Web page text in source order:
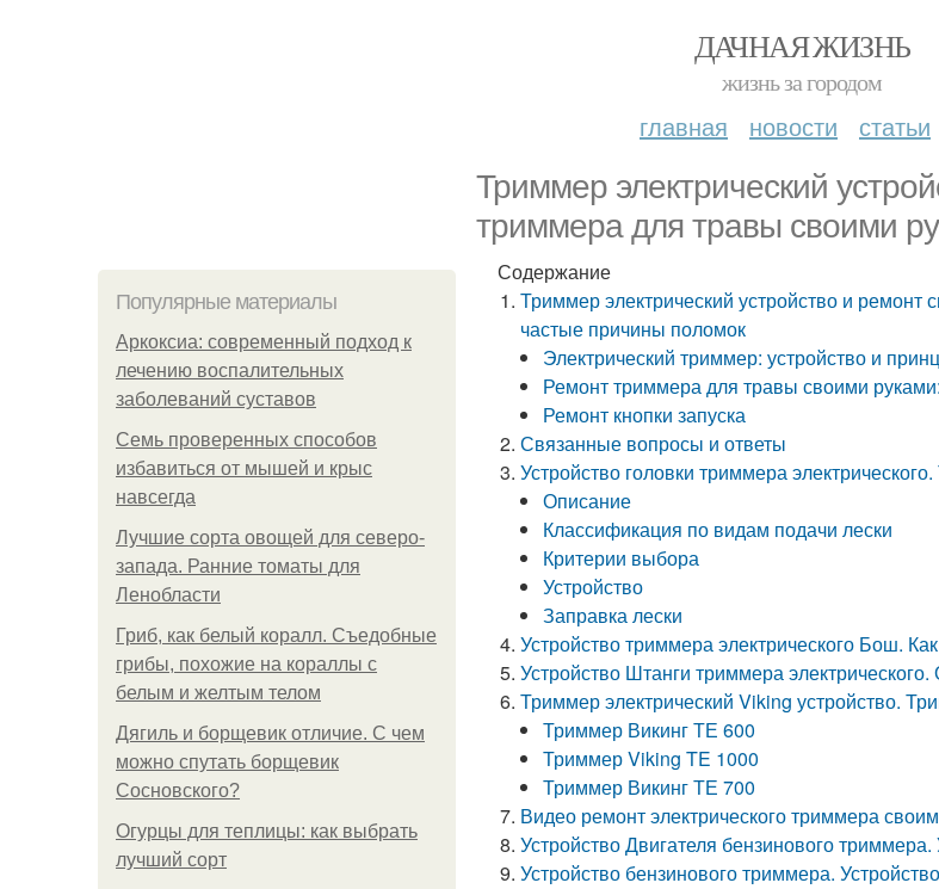
ДАЧНАЯ ЖИЗНЬ
жизнь за городом
главная новости статьи
Триммер электрический
триммера для травы своими
Популярные материалы
Аркоксиа: современный подход к
лечению воспалительных
заболеваний суставов
Семь проверенных способов
избавиться от мышей и крыс
навсегда
Лучшие сорта овощей для северо-
запада. Ранние томаты для
Ленобласти
Гриб, как белый коралл. Съедобные
грибы, похожие на кораллы с
белым и желтым телом
Дягиль и борщевик отличие. С чем
можно спутать борщевик
Сосновского?
Огурцы для теплицы: как выбрать
лучший сорт
Содержание
Триммер электрический устройство и
частые причины поломок
Электрический триммер: устройство и
Ремонт триммера для травы своими
Ремонт кнопки запуска
Связанные вопросы и ответы
Устройство головки триммера
Описание
Классификация по видам подачи лески
Критерии выбора
Устройство
Заправка лески
Устройство триммера электрического Бош.
Устройство Штанги триммера электрического.
Триммер электрический Viking устройство.
Триммер Викинг ТЕ 600
Триммер Viking TE 1000
Триммер Викинг ТЕ 700
Видео ремонт электрического триммера
Устройство Двигателя бензинового
Устройство бензинового триммера.